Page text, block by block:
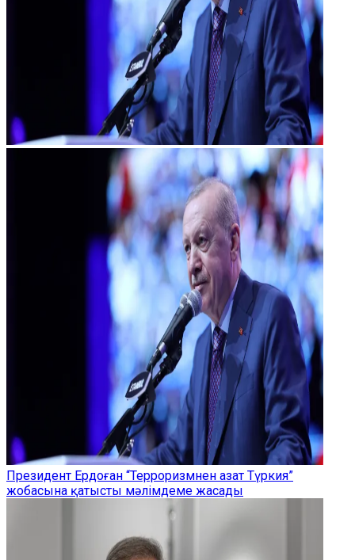
Президент Ердоған “Терроризмнен азат Түркия”
жобасына қатысты мәлімдеме жасады